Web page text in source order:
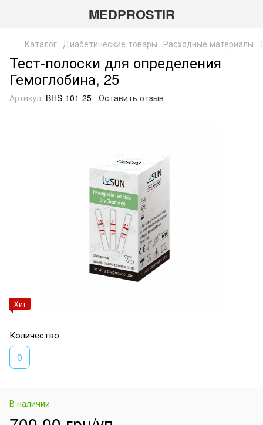
MEDPROSTIR
Каталог Диабетические товары Расходные материалы
Тест-полоски для определения
Гемоглобина, 25
Артикул: BHS-101-25 Оставить отзыв
Хит
Количество
0
В наличии